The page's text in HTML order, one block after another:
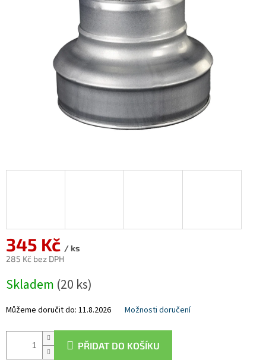
345 Kč / ks
285 Kč bez DPH
cena:
Skladem (20 ks)
Můžeme doručit do: 11.8.2026 Možnosti doručení
PŘIDAT DO KOŠÍKU